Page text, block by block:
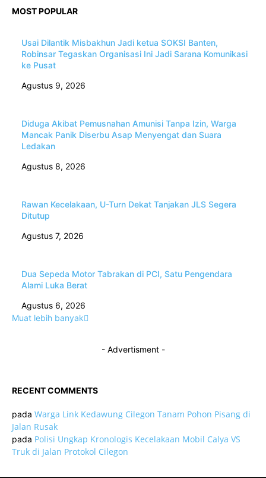
MOST POPULAR
Usai Dilantik Misbakhun Jadi ketua SOKSI Banten,
Robinsar Tegaskan Organisasi Ini Jadi Sarana Komunikasi
ke Pusat
Agustus 9, 2026
Diduga Akibat Pemusnahan Amunisi Tanpa Izin, Warga
Mancak Panik Diserbu Asap Menyengat dan Suara
Ledakan
Agustus 8, 2026
Rawan Kecelakaan, U-Turn Dekat Tanjakan JLS Segera
Ditutup
Agustus 7, 2026
Dua Sepeda Motor Tabrakan di PCI, Satu Pengendara
Alami Luka Berat
Agustus 6, 2026
Muat lebih banyak
- Advertisment -
RECENT COMMENTS
pada Warga Link Kedawung Cilegon Tanam Pohon Pisang di
Jalan Rusak
pada Polisi Ungkap Kronologis Kecelakaan Mobil Calya VS
Truk di Jalan Protokol Cilegon